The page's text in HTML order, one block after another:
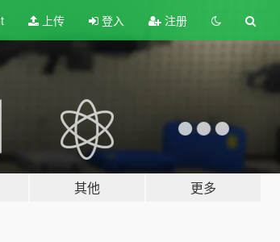
上传 登入 注册
其他 更多